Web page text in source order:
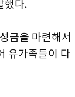
했다.
금을 마련해서
유가족들이 다